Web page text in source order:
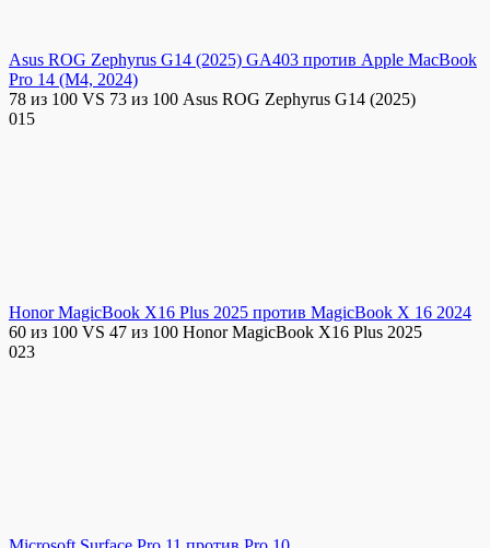
Asus ROG Zephyrus G14 (2025) GA403 против Apple MacBook
Pro 14 (M4, 2024)
78 из 100 VS 73 из 100 Asus ROG Zephyrus G14 (2025)
015
Honor MagicBook X16 Plus 2025 против MagicBook X 16 2024
60 из 100 VS 47 из 100 Honor MagicBook X16 Plus 2025
023